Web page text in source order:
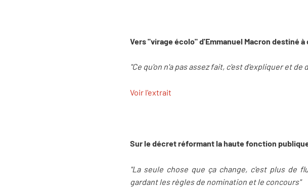
Vers "virage écolo" d'Emmanuel Macron destiné
"Ce qu'on n'a pas assez fait, c'est d'expliquer et de
Voir l'extrait
Sur le décret réformant la haute fonction
"La seule chose que ça change, c'est plus de
gardant les règles de nomination et le concours"